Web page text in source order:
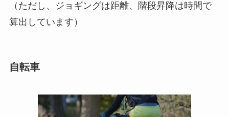
（ただし、ジョギングは距離、階段昇降は時間で
算出しています）
自転車